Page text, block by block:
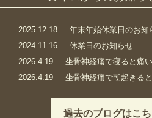
2025.12.18
年末年始休業日のお知
2024.11.16
休業日のお知らせ
2026.4.19
坐骨神経痛で寝ると痛
2026.4.19
坐骨神経痛で朝起きる
過去のブログはこち